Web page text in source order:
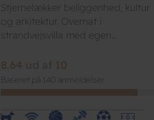
Stjernelækker beliggenhed, kultur
og arkitektur. Overnat i
strandvejsvilla med egen...
8.64 ud af 10
Baseret på 140 anmeldelser